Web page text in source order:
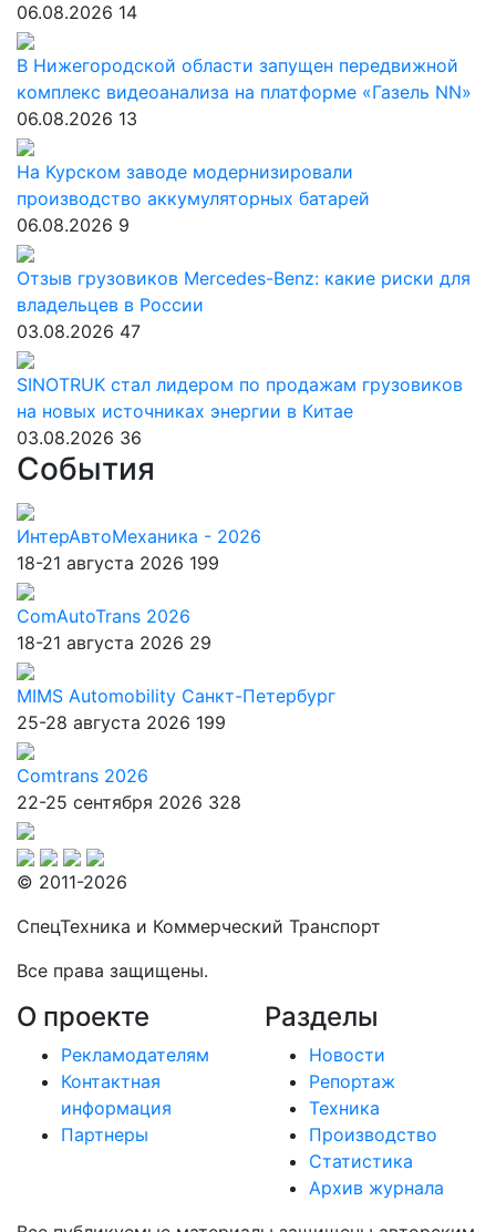
06.08.2026 14
В Нижегородской области запущен передвижной
комплекс видеоанализа на платформе «Газель NN»
06.08.2026 13
На Курском заводе модернизировали
производство аккумуляторных батарей
06.08.2026 9
Отзыв грузовиков Mercedes-Benz: какие риски для
владельцев в России
03.08.2026 47
SINOTRUK стал лидером по продажам грузовиков
на новых источниках энергии в Китае
03.08.2026 36
События
ИнтерАвтоМеханика - 2026
18-21 августа 2026 199
ComAutoTrans 2026
18-21 августа 2026 29
MIMS Automobility Санкт-Петербург
25-28 августа 2026 199
Comtrans 2026
22-25 сентября 2026 328
© 2011-2026
СпецТехника и Коммерческий Транспорт
Все права защищены.
О проекте
Рекламодателям
Контактная
информация
Партнеры
Разделы
Новости
Репортаж
Техника
Производство
Статистика
Архив журнала